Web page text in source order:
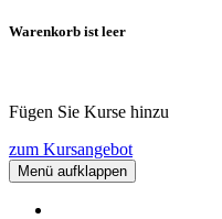
Warenkorb ist leer
Fügen Sie Kurse hinzu
zum Kursangebot
Menü aufklappen